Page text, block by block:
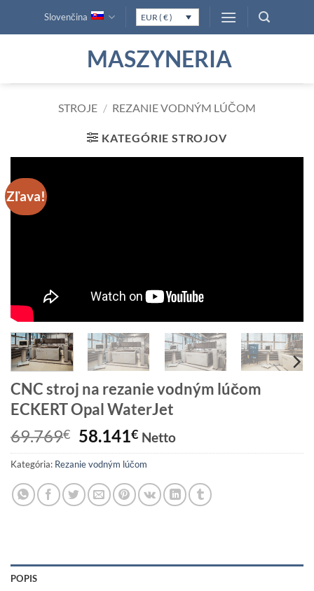
Slovenčina EUR ( € )
MASZYNERIA
STROJE / REZANIE VODNÝM LÚČOM
KATEGÓRIE STROJOV
Zľava!
CNC stroj na rezanie vodným lúčom
ECKERT Opal WaterJet
69.769€
Pôvodná
cena
bola:
69.769€.
58.141€Aktuálna
cena
je:
58.141€.
Netto
Kategória: Rezanie vodným lúčom
POPIS